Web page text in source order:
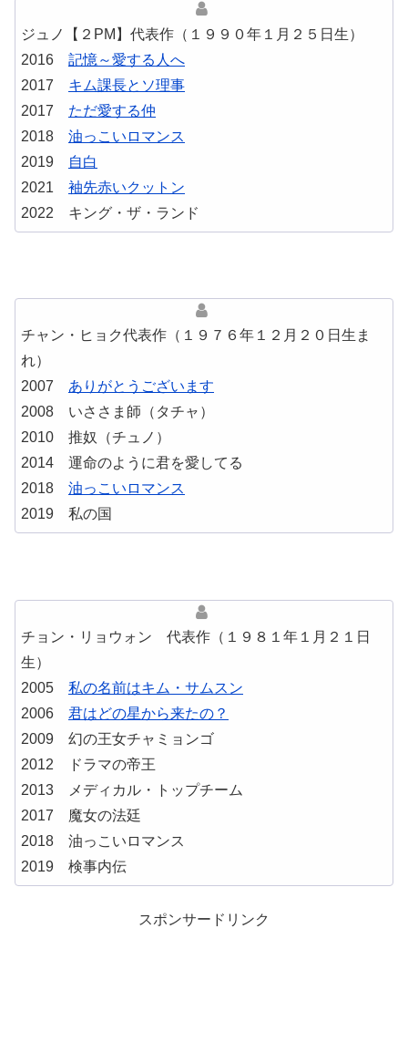
ジュノ【２PM】代表作（１９９０年１月２５日生）
2016 記憶～愛する人へ
2017 キム課長とソ理事
2017 ただ愛する仲
2018 油っこいロマンス
2019
自白
2021 袖先赤いクットン
2022 キング・ザ・ランド
チャン・ヒョク代表作（１９７６年１２月２０日生ま
れ）
2007 ありがとうございます
2008 いささま師（タチャ）
2010 推奴（チュノ）
2014 運命のように君を愛してる
2018 油っこいロマンス
2019 私の国
チョン・リョウォン 代表作（１９８１年１月２１日
生）
2005 私の名前はキム・サムスン
2006 君はどの星から来たの？
2009 幻の王女チャミョンゴ
2012 ドラマの帝王
2013 メディカル・トップチーム
2017 魔女の法廷
2018 油っこいロマンス
2019 検事内伝
スポンサードリンク